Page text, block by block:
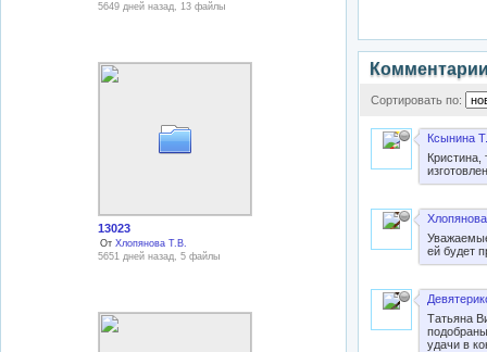
5649 дней назад, 13 файлы
13023
От Хлопянова Т.В.
5651 дней назад, 5 файлы
Сортировать по:
Ксынина
Кристина,
ей будет
Татьяна
удачи в